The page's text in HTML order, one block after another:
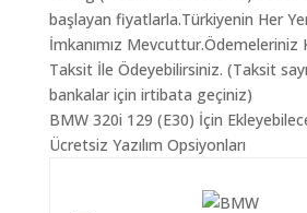
başlayan fiyatlarla.Türkiyenin Her
İmkanımız Mevcuttur.Ödemeleriniz
Taksit İle Ödeyebilirsiniz. (Taksit
bankalar için irtibata geçiniz)
BMW 320i 129 (E30) İçin
Ücretsiz Yazılım Opsiyonları